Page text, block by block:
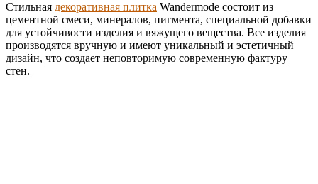
Стильная декоративная плитка Wandermode состоит из
цементной смеси, минералов, пигмента, специальной добавки
для устойчивости изделия и вяжущего вещества. Все изделия
производятся вручную и имеют уникальный и эстетичный
дизайн, что создает неповторимую современную фактуру
стен.